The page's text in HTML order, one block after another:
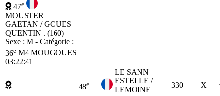
47e
MOUSTER
GAETAN / GOUES
QUENTIN . (160)
Sexe : M - Catégorie :
36e M4 MOUGOUES
03:22:41
48e
LE SANN
ESTELLE /
LEMOINE
330 X